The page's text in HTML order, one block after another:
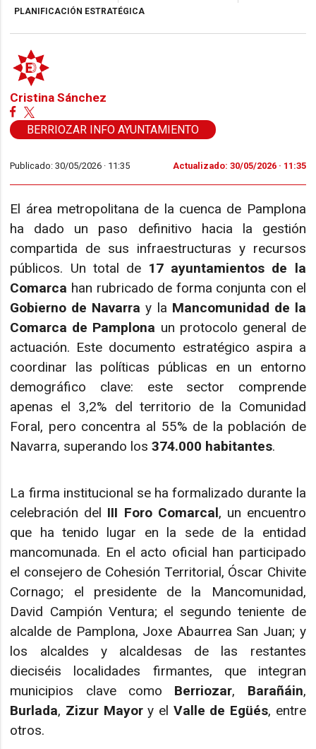
PLANIFICACIÓN ESTRATÉGICA
Cristina Sánchez
BERRIOZAR INFO AYUNTAMIENTO
Publicado: 30/05/2026 · 11:35 Actualizado: 30/05/2026 · 11:35
El área metropolitana de la cuenca de Pamplona
ha dado un paso definitivo hacia la gestión
compartida de sus infraestructuras y recursos
públicos. Un total de 17 ayuntamientos de la
Comarca han rubricado de forma conjunta con el
Gobierno de Navarra y la Mancomunidad de la
Comarca de Pamplona un protocolo general de
actuación. Este documento estratégico aspira a
coordinar las políticas públicas en un entorno
demográfico clave: este sector comprende
apenas el 3,2% del territorio de la Comunidad
Foral, pero concentra al 55% de la población de
Navarra, superando los374.000 habitantes.
La firma institucional se ha formalizado durante la
celebración del III Foro Comarcal, un encuentro
que ha tenido lugar en la sede de la entidad
mancomunada. En el acto oficial han participado
el consejero de Cohesión Territorial, Óscar Chivite
Cornago; el presidente de la Mancomunidad,
David Campión Ventura; el segundo teniente de
alcalde de Pamplona, Joxe Abaurrea San Juan; y
los alcaldes y alcaldesas de las restantes
dieciséis localidades firmantes, que integran
municipios clave como Berriozar, Barañáin,
Burlada, Zizur Mayory el Valle de Egüés, entre
otros.